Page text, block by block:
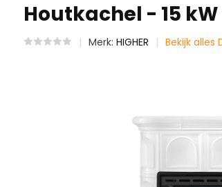
Houtkachel - 15
Merk: HIGHER Bekijk alles